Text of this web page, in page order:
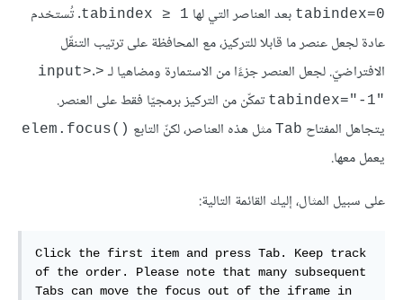
tabindex=0 بعد العناصر التي لها tabindex ≥ 1. تُستخدم
عادة لجعل عنصر ما قابلا للتركيز، مع المحافظة على ترتيب التنقّل
الافتراضيّ. لجعل العنصر جزءًا من الاستمارة ومضاهيا لـ <input>
.
tabindex="-1"‎ تمكّن من التركيز برمجيّا فقط على العنصر.
يتجاهل المفتاح Tab مثل هذه العناصر، لكنّ التابع elem.focus()‎
يعمل معها.
على سبيل المثال، إليك القائمة التالية:
Click the first item and press Tab. Keep track
of the order. Please note that many subsequent
Tabs can move the focus out of the iframe in